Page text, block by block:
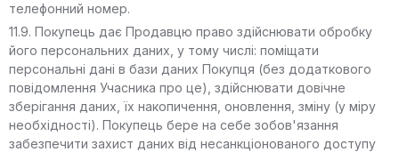
телефонний номер.
11.9. Покупець дає Продавцю право здійснювати обробку
його персональних даних, у тому числі: поміщати
персональні дані в бази даних Покупця (без додаткового
повідомлення Учасника про це), здійснювати довічне
зберігання даних, їх накопичення, оновлення, зміну (у міру
необхідності). Покупець бере на себе зобов'язання
забезпечити захист даних від несанкціонованого доступу